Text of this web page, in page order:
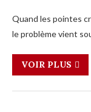
Quand les pointes
le problème vient
VOIR PLUS